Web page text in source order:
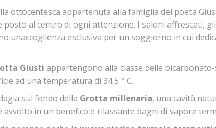
ottocentesca appartenuta alla famiglia del poeta
al centro di ogni attenzione. I saloni affrescati, gli
unaccoglienza esclusiva per un soggiorno in cui
Giusti appartengono alla classe delle
ad una temperatura di 34,5 ° C.
sul fondo della Grotta millenaria, una cavità
in un benefico e rilassante bagni di vapore